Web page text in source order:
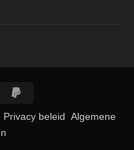
Privacy beleid Algemene